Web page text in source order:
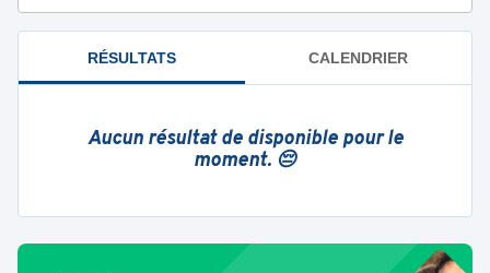
RÉSULTATS CALENDRIER
Aucun résultat de disponible pour le
moment. 😔